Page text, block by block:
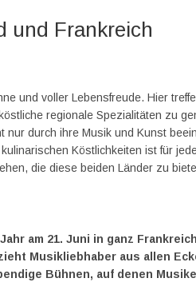
und Frankreich
und voller Lebensfreude. Hier
regionale Spezialitäten zu
nur durch ihre Musik und Kunst
Köstlichkeiten ist für
die diese beiden Länder zu
am 21. Juni in ganz
Musikliebhaber aus allen
Bühnen, auf denen